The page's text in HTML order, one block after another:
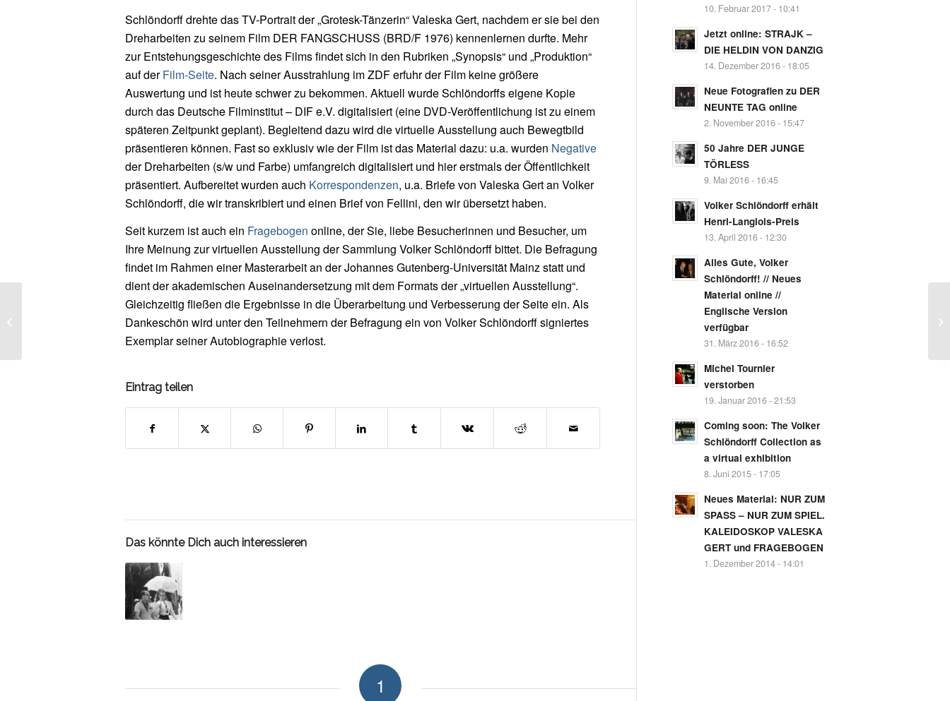
Schlöndorff drehte das TV-Portrait der „Grotesk-Tänzerin“ Valeska Gert, nachdem er sie bei den
Dreharbeiten zu seinem Film DER FANGSCHUSS (BRD/F 1976) kennenlernen durfte. Mehr
zur Entstehungsgeschichte des Films findet sich in den Rubriken „Synopsis“ und „Produktion“
auf derFilm-Seite. Nach seiner Ausstrahlung im ZDF erfuhr der Film keine größere
Auswertung und ist heute schwer zu bekommen. Aktuell wurde Schlöndorffs eigene Kopie
durch das Deutsche Filminstitut – DIF e.V. digitalisiert (eine DVD-Veröffentlichung ist zu einem
späteren Zeitpunkt geplant). Begleitend dazu wird die virtuelle Ausstellung auch Bewegtbild
präsentieren können. Fast so exklusiv wie der Film ist das Material dazu: u.a. wurden Negative
der Dreharbeiten (s/w und Farbe) umfangreich digitalisiert und hier erstmals der Öffentlichkeit
präsentiert. Aufbereitet wurden auch Korrespondenzen, u.a. Briefe von Valeska Gert an Volker
Schlöndorff, die wir transkribiert und einen Brief von Fellini, den wir übersetzt haben.
Seit kurzem ist auch ein Fragebogen online, der Sie, liebe Besucherinnen und Besucher, um
Ihre Meinung zur virtuellen Ausstellung der Sammlung Volker Schlöndorff bittet. Die Befragung
findet im Rahmen einer Masterarbeit an der Johannes Gutenberg-Universität Mainz statt und
dient der akademischen Auseinandersetzung mit dem Formats der „virtuellen Ausstellung“.
Gleichzeitig fließen die Ergebnisse in die Überarbeitung und Verbesserung der Seite ein. Als
Dankeschön wird unter den Teilnehmern der Befragung ein von Volker Schlöndorff signiertes
Exemplar seiner Autobiographie verlost.
Eintrag teilen
Das könnte Dich auch interessieren
1
10. Februar 2017 - 10:41
Jetzt online: STRAJK –
DIE HELDIN VON DANZIG
14. Dezember 2016 - 18:05
Neue Fotografien zu DER
NEUNTE TAG online
2. November 2016 - 15:47
50 Jahre DER JUNGE
TÖRLESS
9. Mai 2016 - 16:45
Volker Schlöndorff erhält
Henri-Langlois-Preis
13. April 2016 - 12:30
Alles Gute, Volker
Schlöndorff! // Neues
Material online //
Englische Version
verfügbar
31. März 2016 - 16:52
Michel Tournier
verstorben
19. Januar 2016 - 21:53
Coming soon: The Volker
Schlöndorff Collection as
a virtual exhibition
8. Juni 2015 - 17:05
Neues Material: NUR ZUM
SPASS – NUR ZUM SPIEL.
KALEIDOSKOP VALESKA
GERT und FRAGEBOGEN
1. Dezember 2014 - 14:01